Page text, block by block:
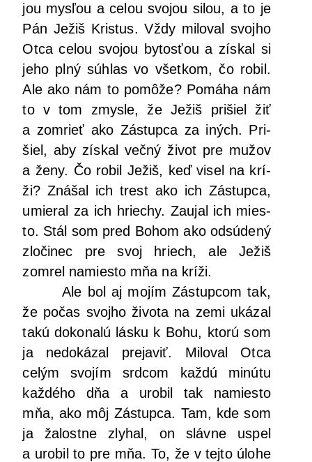
jou mys­ľou a celou svo­jou silou, a to je
Pán Ježiš Kris­tus. Vždy milo­val svoj­ho
Otca celou svo­jou bytos­ťou a zís­kal si
jeho plný súhlas vo všet­kom, čo robil.
Ale ako nám to pomô­že? Pomá­ha nám
to v tom zmys­le, že Ježiš pri­šiel žiť
a zomrieť ako Zástup­ca za iných. Pri­
šiel, aby zís­kal več­ný život pre mužov
a ženy. Čo robil Ježiš, keď visel na krí­
ži? Zná­šal ich trest ako ich Zástup­ca,
umie­ral za ich hrie­chy. Zau­jal ich mies­
to. Stál som pred Bohom ako odsú­de­ný
zlo­či­nec pre svoj hriech, ale Ježiš
zomrel namies­to mňa na kríži.
Ale bol aj mojím Zástup­com tak,
že počas svoj­ho živo­ta na zemi uká­zal
takú doko­na­lú lás­ku k Bohu, kto­rú som
ja nedo­ká­zal pre­ja­viť. Milo­val Otca
celým svo­jím srd­com kaž­dú minú­tu
kaž­dé­ho dňa a uro­bil tak namies­to
mňa, ako môj Zástup­ca. Tam, kde som
ja žalost­ne zly­hal, on sláv­ne uspel
a uro­bil to pre mňa. To, že v tej­to úlo­he